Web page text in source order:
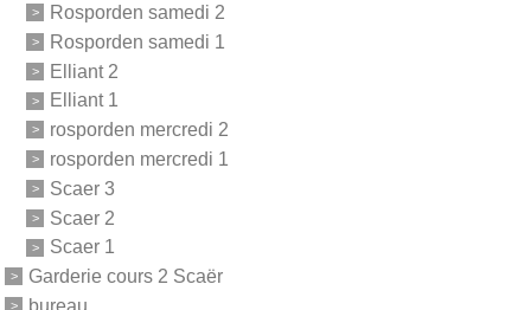
Rosporden samedi 2
Rosporden samedi 1
Elliant 2
Elliant 1
rosporden mercredi 2
rosporden mercredi 1
Scaer 3
Scaer 2
Scaer 1
Garderie cours 2 Scaër
bureau